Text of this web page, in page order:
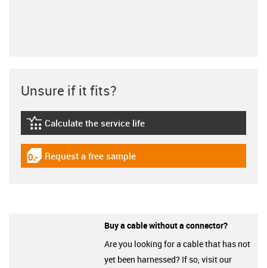
Unsure if it fits?
igus-icon-lebensdauerrechner
Calculate the service life
igus-icon-gratismuster
Request a free sample
Buy a cable without a connector?
Are you looking for a cable that has not
yet been harnessed? If so, visit our